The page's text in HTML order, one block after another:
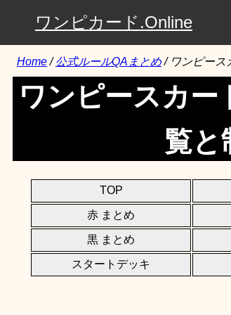
ワンピカード.Online
Home /公式ルールQAまとめ / ワンピース
ワンピースカー
覧と